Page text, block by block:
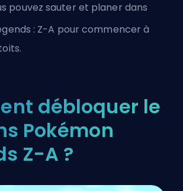
pouvez sauter et planer dans
: Z-A pour commencer à
débloquer le
Pokémon
Z-A ?